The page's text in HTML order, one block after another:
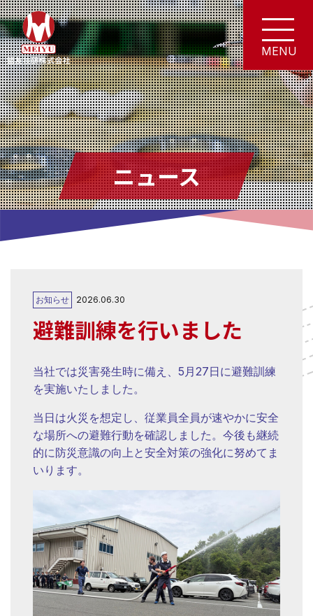
ニュース
お知らせ 2026.06.30
避難訓練を行いました
当社では災害発生時に備え、5月27日に避難訓練
を実施いたしました。
当日は火災を想定し、従業員全員が速やかに安全
な場所への避難行動を確認しました。今後も継続
的に防災意識の向上と安全対策の強化に努めてま
いります。